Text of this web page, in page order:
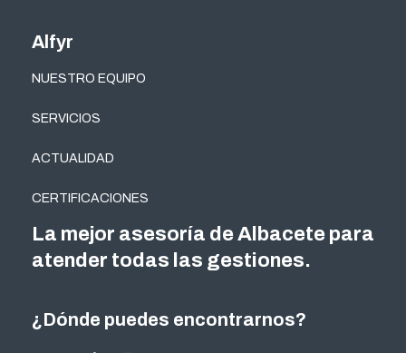
Alfyr
NUESTRO EQUIPO
SERVICIOS
ACTUALIDAD
CERTIFICACIONES
¿Dónde puedes encontrarnos?
La mejor asesoría de Albacete para
atender todas las gestiones.